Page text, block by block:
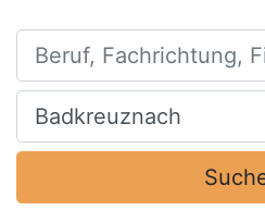
Beruf, Fachrichtung, Firma
Ort, Stadt